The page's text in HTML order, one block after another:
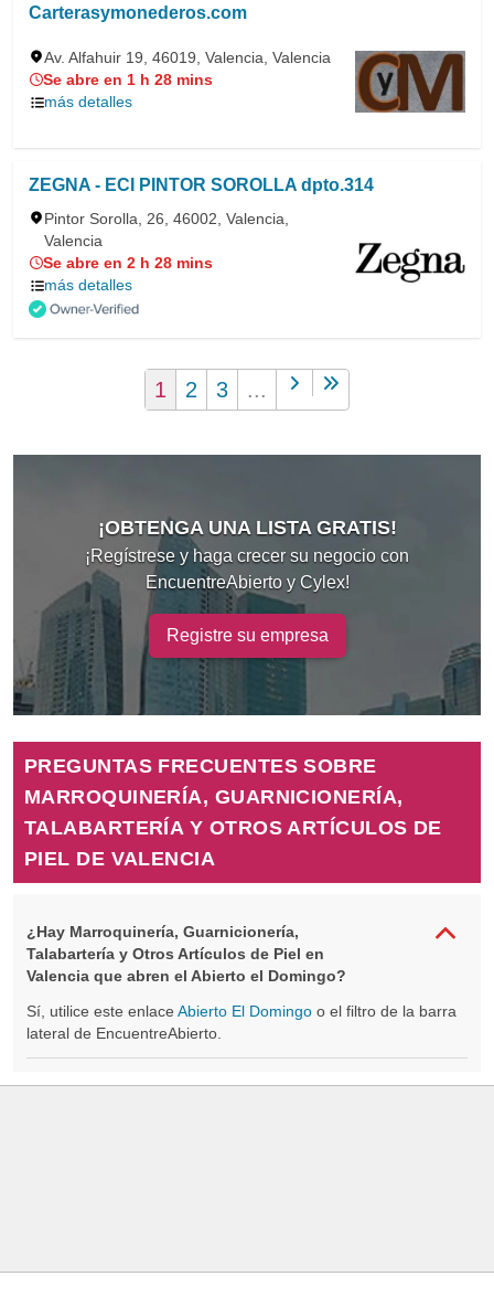
Carterasymonederos.com
Av. Alfahuir 19, 46019, Valencia, Valencia
Se abre en 1 h 28 mins
más detalles
ZEGNA - ECI PINTOR SOROLLA dpto.314
Pintor Sorolla, 26, 46002, Valencia,
Valencia
Se abre en 2 h 28 mins
más detalles
1 2 3 ...
¡OBTENGA UNA LISTA GRATIS!
¡Regístrese y haga crecer su negocio con
EncuentreAbierto y Cylex!
Registre su empresa
PREGUNTAS FRECUENTES SOBRE
MARROQUINERÍA, GUARNICIONERÍA,
TALABARTERÍA Y OTROS ARTÍCULOS DE
PIEL DE VALENCIA
¿Hay Marroquinería, Guarnicionería,
Talabartería y Otros Artículos de Piel en
Valencia que abren el Abierto el Domingo?
Sí, utilice este enlace Abierto El Domingo o el filtro de la barra
lateral de EncuentreAbierto.